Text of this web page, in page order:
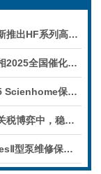
琛航科技：康诺新推出HF系列高压恒流泵
琛航公司精彩亮相2025全国催化学术会议
琛航科技： 2025 Scienhome保护柱年中赠送活动
琛航科技：当前关税博弈中，稳定的货源可解您燃眉之急
Eldex 1LM/SeriesⅡ型泵维修保养服务